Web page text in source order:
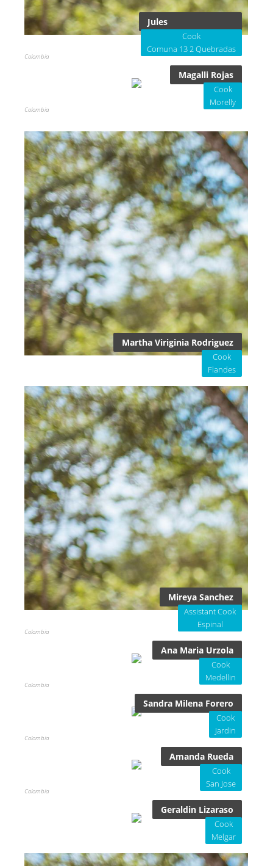
Jules
Cook
Comuna 13 2 Quebradas
Colombia
Magalli Rojas
Cook
Morelly
Colombia
Martha Viriginia Rodriguez
Cook
Flandes
Mireya Sanchez
Assistant Cook
Espinal
Colombia
Ana Maria Urzola
Cook
Medellin
Colombia
Sandra Milena Forero
Cook
Jardin
Colombia
Amanda Rueda
Cook
San Jose
Colombia
Geraldin Lizaraso
Cook
Melgar